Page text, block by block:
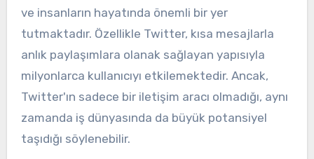
ve insanların hayatında önemli bir yer
tutmaktadır. Özellikle Twitter, kısa mesajlarla
anlık paylaşımlara olanak sağlayan yapısıyla
milyonlarca kullanıcıyı etkilemektedir. Ancak,
Twitter'ın sadece bir iletişim aracı olmadığı, aynı
zamanda iş dünyasında da büyük potansiyel
taşıdığı söylenebilir.